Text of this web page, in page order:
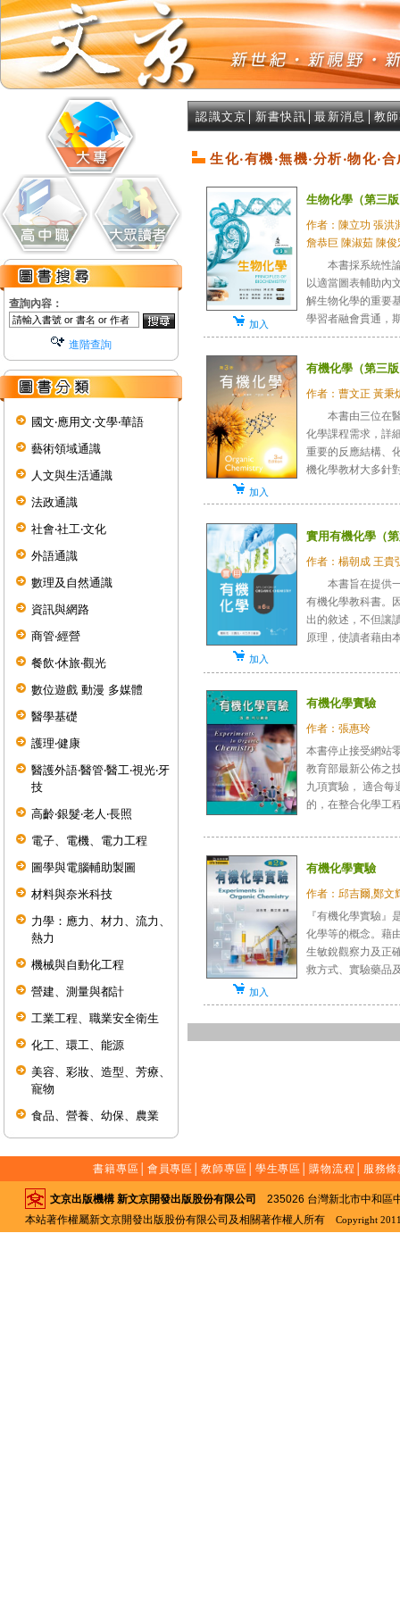
查詢內容：
進階查詢
國文‧應用文‧文學‧華語
藝術領域通識
人文與生活通識
法政通識
社會‧社工‧文化
外語通識
數理及自然通識
資訊與網路
商管‧經營
餐飲‧休旅‧觀光
數位遊戲 動漫 多媒體
醫學基礎
護理‧健康
醫護外語‧醫管‧醫工‧視光‧牙
技
高齡‧銀髮‧老人‧長照
電子、電機、電力工程
圖學與電腦輔助製圖
材料與奈米科技
力學：應力、材力、流力、
熱力
機械與自動化工程
營建、測量與都計
工業工程、職業安全衛生
化工、環工、能源
美容、彩妝、造型、芳療、
寵物
食品、營養、幼保、農業
認識文京 新書快訊 │最新消息 教
生化‧有機‧無機‧分析‧物化‧
生物化學（第三
作者：陳立功 張洪
詹恭巨 陳淑茹 陳俊
本書採系統性論
以適當圖表輔助內
解生物化學的重要
學習者融會貫通，
加入
有機化學（第三
作者：曹文正 黃秉
本書由三位在醫
化學課程需求，詳
重要的反應結構
機化學教材大多針
加入
實用有機化學（
作者：楊朝成 王貴
本書旨在提供一
有機化學教科書。
出的敘述，不但讓
原理，使讀者藉由
加入
有機化學實驗
作者：張惠玲
本書停止接受網站
教育部最新公佈之
九項實驗， 適合每
的，在整合化學工
有機化學實驗
作者：邱吉爾,鄭文
『有機化學實驗
化學等的概念。藉
生敏銳觀察力及正
救方式、實驗藥品
加入
書籍專區 會員專區 │教師專區 學生專區 │購物流程 服務條
文京出版機構 新文京開發出版股份有限公司
235026 台灣新北市中和
本站著作權屬新文京開發出版股份有限公司及相關著作權人所有
Copyright